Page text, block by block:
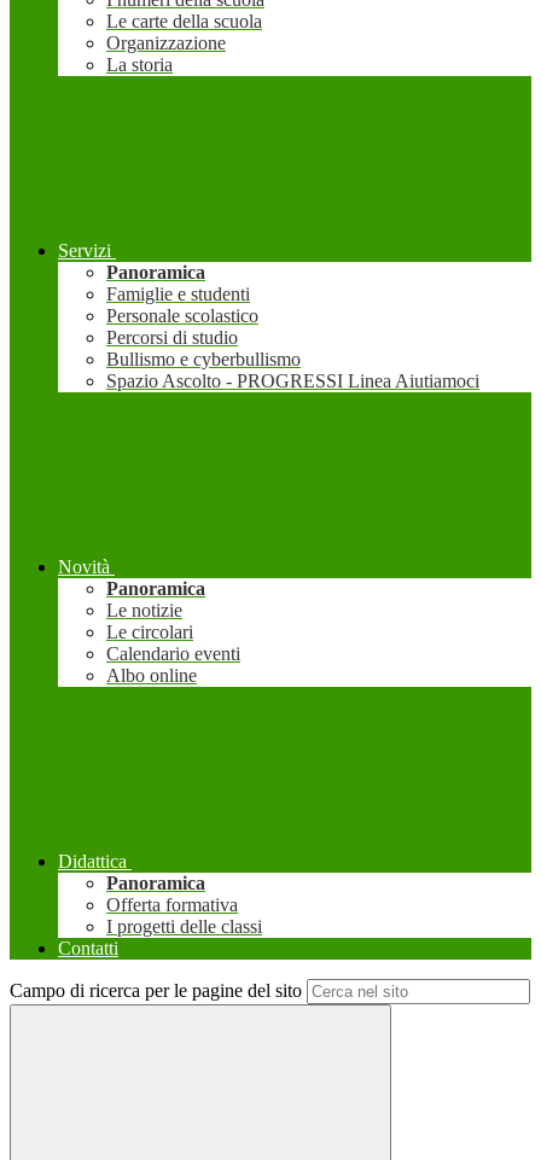
Le carte della scuola
Organizzazione
La storia
Servizi
Panoramica
Famiglie e studenti
Personale scolastico
Percorsi di studio
Bullismo e cyberbullismo
Spazio Ascolto - PROGRESSI Linea Aiutiamoci
Novità
Panoramica
Le notizie
Le circolari
Calendario eventi
Albo online
Didattica
Panoramica
Offerta formativa
I progetti delle classi
Contatti
Campo di ricerca per le pagine del sito